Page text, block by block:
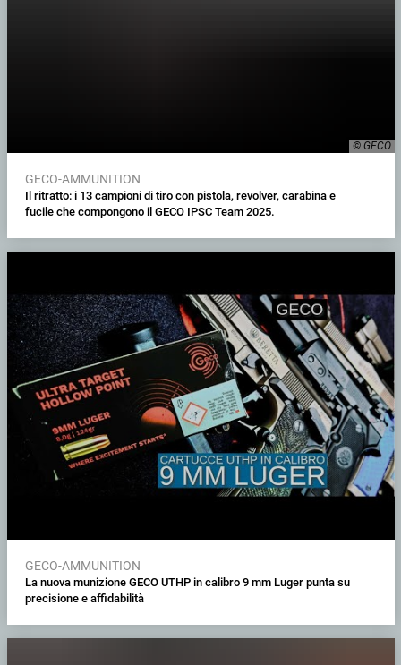
© GECO
GECO-AMMUNITION
Il ritratto: i 13 campioni di tiro con pistola, revolver, carabina e
fucile che compongono il GECO IPSC Team 2025.
GECO-AMMUNITION
La nuova munizione GECO UTHP in calibro 9 mm Luger punta su
precisione e affidabilità